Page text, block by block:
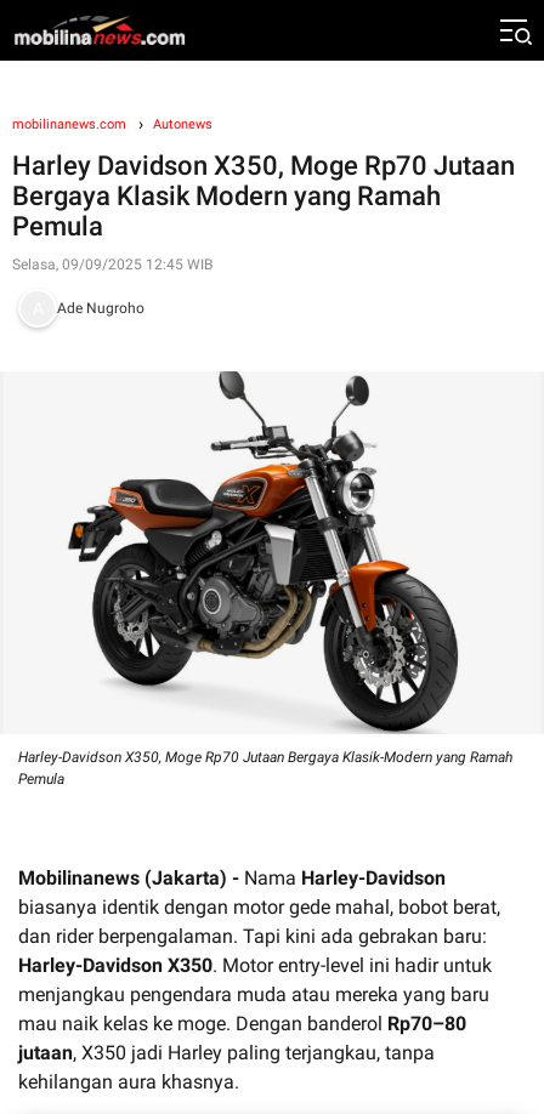
mobilinanews.com Autonews
Harley Davidson X350, Moge Rp70 Jutaan
Bergaya Klasik Modern yang Ramah
Pemula
Selasa, 09/09/2025 12:45 WIB
Ade Nugroho
Harley-Davidson X350, Moge Rp70 Jutaan Bergaya Klasik-Modern yang Ramah
Pemula
Mobilinanews (Jakarta) - Nama Harley-Davidson
biasanya identik dengan motor gede mahal, bobot berat,
dan rider berpengalaman. Tapi kini ada gebrakan baru:
Harley-Davidson X350. Motor entry-level ini hadir untuk
menjangkau pengendara muda atau mereka yang baru
mau naik kelas ke moge. Dengan banderol Rp70–80
jutaan, X350 jadi Harley paling terjangkau, tanpa
kehilangan aura khasnya.